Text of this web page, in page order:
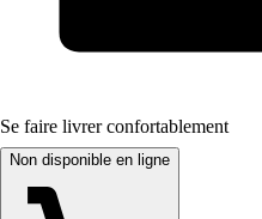
Se faire livrer confortablement
Non disponible en ligne